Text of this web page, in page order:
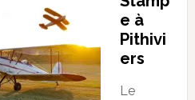
e à
Pithivi
ers
Le